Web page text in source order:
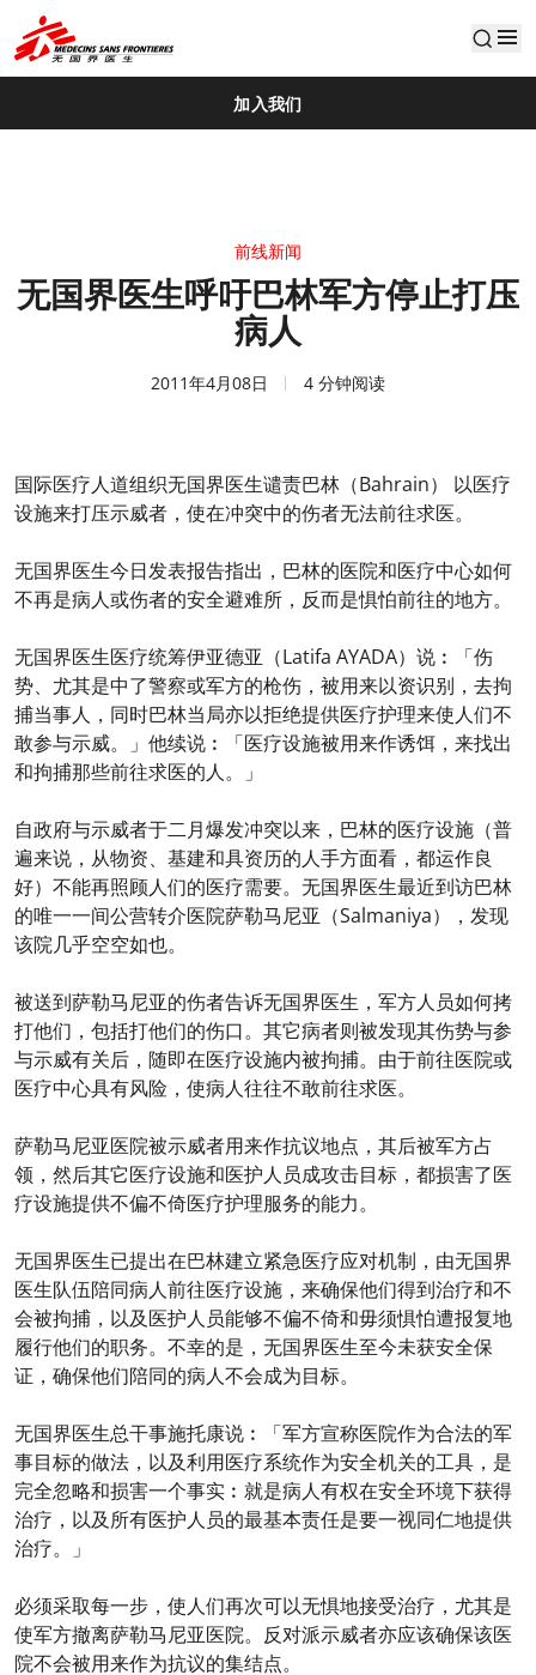
default
加入我们
前线新闻
无国界医生呼吁巴林军方停止打压
病人
2011年4月08日 4 分钟阅读
国际医疗人道组织无国界医生谴责巴林（Bahrain） 以医疗
设施来打压示威者，使在冲突中的伤者无法前往求医。
无国界医生今日发表报告指出，巴林的医院和医疗中心如何
不再是病人或伤者的安全避难所，反而是惧怕前往的地方。
无国界医生医疗统筹伊亚德亚（Latifa AYADA）说︰「伤
势、尤其是中了警察或军方的枪伤，被用来以资识别，去拘
捕当事人，同时巴林当局亦以拒绝提供医疗护理来使人们不
敢参与示威。」他续说︰「医疗设施被用来作诱饵，来找出
和拘捕那些前往求医的人。」
自政府与示威者于二月爆发冲突以来，巴林的医疗设施（普
遍来说，从物资、基建和具资历的人手方面看，都运作良
好）不能再照顾人们的医疗需要。无国界医生最近到访巴林
的唯一一间公营转介医院萨勒马尼亚（Salmaniya），发现
该院几乎空空如也。
被送到萨勒马尼亚的伤者告诉无国界医生，军方人员如何拷
打他们，包括打他们的伤口。其它病者则被发现其伤势与参
与示威有关后，随即在医疗设施内被拘捕。由于前往医院或
医疗中心具有风险，使病人往往不敢前往求医。
萨勒马尼亚医院被示威者用来作抗议地点，其后被军方占
领，然后其它医疗设施和医护人员成攻击目标，都损害了医
疗设施提供不偏不倚医疗护理服务的能力。
无国界医生已提出在巴林建立紧急医疗应对机制，由无国界
医生队伍陪同病人前往医疗设施，来确保他们得到治疗和不
会被拘捕，以及医护人员能够不偏不倚和毋须惧怕遭报复地
履行他们的职务。不幸的是，无国界医生至今未获安全保
证，确保他们陪同的病人不会成为目标。
无国界医生总干事施托康说︰「军方宣称医院作为合法的军
事目标的做法，以及利用医疗系统作为安全机关的工具，是
完全忽略和损害一个事实︰就是病人有权在安全环境下获得
治疗，以及所有医护人员的最基本责任是要一视同仁地提供
治疗。」
必须采取每一步，使人们再次可以无惧地接受治疗，尤其是
使军方撤离萨勒马尼亚医院。反对派示威者亦应该确保该医
院不会被用来作为抗议的集结点。